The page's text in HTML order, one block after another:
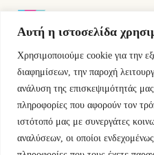
Αυτή η ιστοσελίδα
Χρησιμοποιούμε cookie για την
διαφημίσεων, την παροχή
ανάλυση της επισκεψιμότητάς
πληροφορίες που αφορούν τον
ιστότοπό μας με συνεργάτες
αναλύσεων, οι οποίοι
Εμμ.Μπενάκη 76
+30.2110084023
info@kyfantabooks.gr